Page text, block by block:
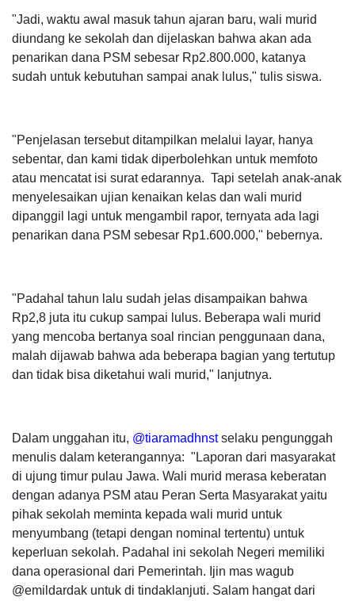
"Jadi, waktu awal masuk tahun ajaran baru, wali murid
diundang ke sekolah dan dijelaskan bahwa akan ada
penarikan dana PSM sebesar Rp2.800.000, katanya
sudah untuk kebutuhan sampai anak lulus," tulis siswa.
"Penjelasan tersebut ditampilkan melalui layar, hanya
sebentar, dan kami tidak diperbolehkan untuk memfoto
atau mencatat isi surat edarannya. Tapi setelah anak-anak
menyelesaikan ujian kenaikan kelas dan wali murid
dipanggil lagi untuk mengambil rapor, ternyata ada lagi
penarikan dana PSM sebesar Rp1.600.000," bebernya.
"Padahal tahun lalu sudah jelas disampaikan bahwa
Rp2,8 juta itu cukup sampai lulus. Beberapa wali murid
yang mencoba bertanya soal rincian penggunaan dana,
malah dijawab bahwa ada beberapa bagian yang tertutup
dan tidak bisa diketahui wali murid," lanjutnya.
Dalam unggahan itu, @tiaramadhnstselaku pengunggah
menulis dalam keterangannya: "Laporan dari masyarakat
di ujung timur pulau Jawa. Wali murid merasa keberatan
dengan adanya PSM atau Peran Serta Masyarakat yaitu
pihak sekolah meminta kepada wali murid untuk
menyumbang (tetapi dengan nominal tertentu) untuk
keperluan sekolah. Padahal ini sekolah Negeri memiliki
dana operasional dari Pemerintah. Ijin mas wagub
@emildardak untuk di tindaklanjuti. Salam hangat dari